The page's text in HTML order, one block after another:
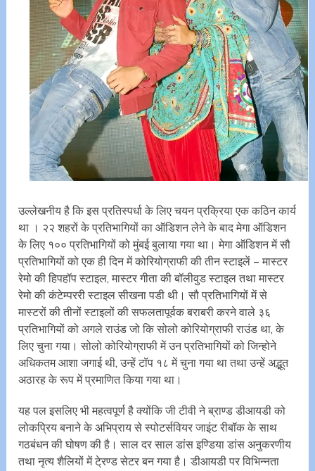
उल्लेखनीय है कि इस प्रतिस्पर्धा के लिए चयन प्रक्रिया एक कठिन कार्य
था । २२ शहरों के प्रतिभागियों का ऑडिशन लेने के बाद मेगा ऑडिशन
के लिए १०० प्रतिभागियों को मुंबई बुलाया गया था। मेगा ऑडिशन में सौ
प्रतिभागियों को एक ही दिन में कोरियोग्राफी की तीन स्टाइलें – मास्टर
रेमो की हिपहॉप स्टाइल, मास्टर गीता की बॉलीवुड स्टाइल तथा मास्टर
रेमो की कंटेम्पररी स्टाइल सीखना पडी थी। सौ प्रतिभागियों में से
मास्टरों की तीनों स्टाइलों की सफलतापूर्वक बराबरी करने वाले ३६
प्रतिभागियों को अगले राउंड जो कि सोलो कोरियोग्राफी राउंड था, के
लिए चुना गया। सोलो कोरियोग्राफी में उन प्रतिभागियों को जिन्होने
अधिकतम आशा जगाई थी, उन्हें टॉप १८ में चुना गया था तथा उन्हें अद्भूत
अठारह के रूप में प्रमाणित किया गया था।
यह पल इसलिए भी महत्वपूर्ण है क्योंकि जी टीवी ने ब्राण्ड डीआयडी को
लोकप्रिय बनाने के अभिप्राय से स्पोटर्सवियर जाइंट रीबॉक के साथ
गठबंधन की घोषण की है। साल दर साल डांस इण्डिया डांस अनुकरणीय
तथा नृत्य शैलियों में टे्रण्ड सेटर बन गया है। डीआयडी पर विभिन्नता